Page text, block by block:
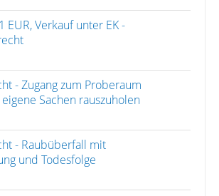
EUR, Verkauf unter EK -
- Zugang zum Proberaum
Sachen rauszuholen
- Raubüberfall mit
und Todesfolge